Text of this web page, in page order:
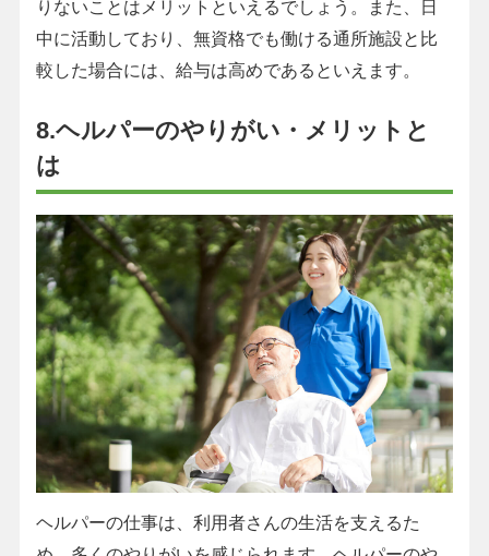
りないことはメリットといえるでしょう。また、日
中に活動しており、無資格でも働ける通所施設と比
較した場合には、給与は高めであるといえます。
8.ヘルパーのやりがい・メリットと
は
ヘルパーの仕事は、利用者さんの生活を支えるた